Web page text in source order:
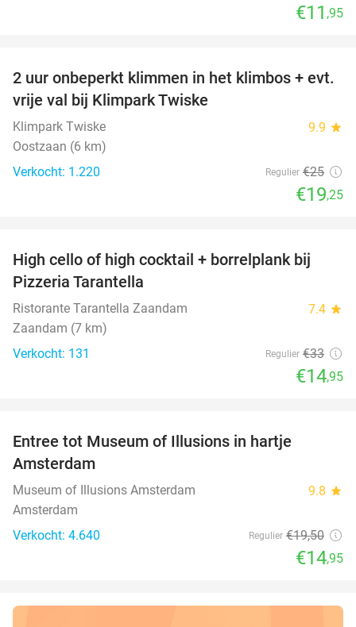
€11 ,95
23%
2 uur onbeperkt klimmen in het klimbos + evt.
vrije val bij Klimpark Twiske
Klimpark Twiske 9.9 star
Oostzaan (6 km)
Verkocht: 1.220
Regulier €25
€19,25
55%
High cello of high cocktail + borrelplank bij
Pizzeria Tarantella
Ristorante Tarantella Zaandam 7.4 star
Zaandam (7 km)
Verkocht: 131
Regulier €33
€14,95
Entree tot Museum of Illusions in hartje
Amsterdam
Museum of Illusions Amsterdam 9.8 star
Amsterdam
Verkocht: 4.640
Regulier €19,50
€14,95